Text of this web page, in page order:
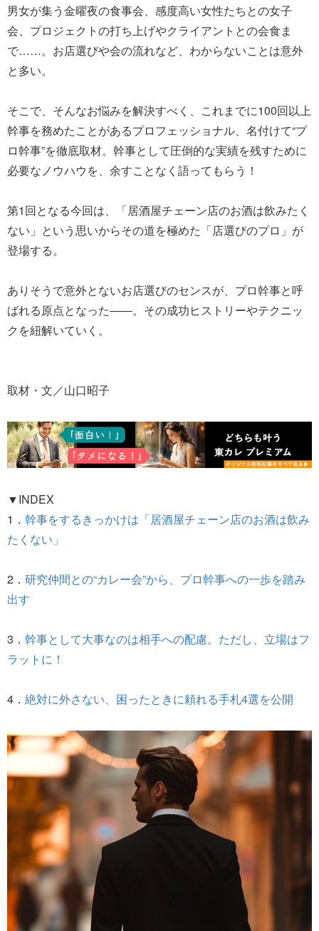
男女が集う金曜夜の食事会、感度高い女性たちとの女子
会、プロジェクトの打ち上げやクライアントとの会食ま
で……。お店選びや会の流れなど、わからないことは意外
と多い。
そこで、そんなお悩みを解決すべく、これまでに100回以上
幹事を務めたことがあるプロフェッショナル、名付けて“プ
ロ幹事”を徹底取材。幹事として圧倒的な実績を残すために
必要なノウハウを、余すことなく語ってもらう！
第1回となる今回は、「居酒屋チェーン店のお酒は飲みたく
ない」という思いからその道を極めた「店選びのプロ」が
登場する。
ありそうで意外とないお店選びのセンスが、プロ幹事と呼
ばれる原点となった――。その成功ヒストリーやテクニッ
クを紐解いていく。
取材・文／山口昭子
▼INDEX
1． 幹事をするきっかけは「居酒屋チェーン店のお酒は飲み
たくない」
2． 研究仲間との“カレー会”から、プロ幹事への一歩を踏み
出す
3． 幹事として大事なのは相手への配慮。ただし、立場はフ
ラットに！
4． 絶対に外さない、困ったときに頼れる手札4選を公開